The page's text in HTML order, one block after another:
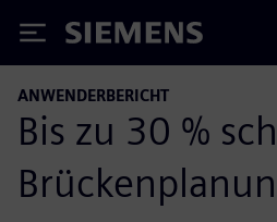
Siemens
ANWENDERBERICHT
Bis zu 30 %